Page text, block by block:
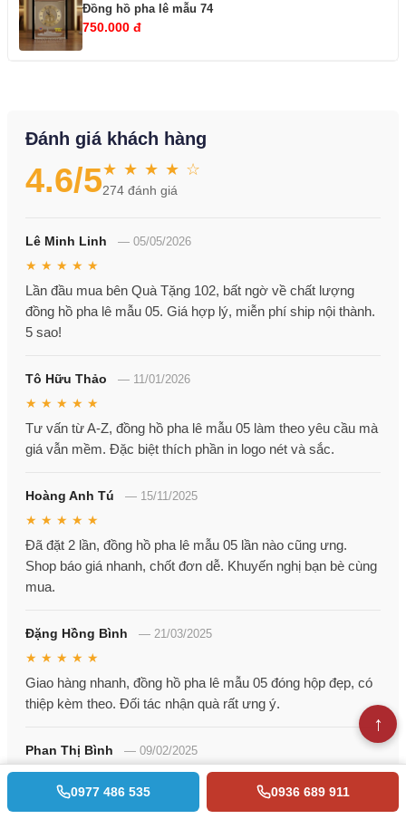
Đồng hồ pha lê mẫu 74
750.000 đ
Đánh giá khách hàng
4.6/5★ ★ ★ ★ ☆
274 đánh giá
Lê Minh Linh — 05/05/2026
★ ★ ★ ★ ★
Lần đầu mua bên Quà Tặng 102, bất ngờ về chất lượng
đồng hồ pha lê mẫu 05. Giá hợp lý, miễn phí ship nội thành.
5 sao!
Tô Hữu Thảo — 11/01/2026
★ ★ ★ ★ ★
Tư vấn từ A-Z, đồng hồ pha lê mẫu 05 làm theo yêu cầu mà
giá vẫn mềm. Đặc biệt thích phần in logo nét và sắc.
Hoàng Anh Tú — 15/11/2025
★ ★ ★ ★ ★
Đã đặt 2 lần, đồng hồ pha lê mẫu 05 lần nào cũng ưng.
Shop báo giá nhanh, chốt đơn dễ. Khuyến nghị bạn bè cùng
mua.
Đặng Hồng Bình — 21/03/2025
★ ★ ★ ★ ★
Giao hàng nhanh, đồng hồ pha lê mẫu 05 đóng hộp đẹp, có
thiệp kèm theo. Đối tác nhận quà rất ưng ý.
Phan Thị Bình — 09/02/2025
★ ★ ★ ★ ★
Mua tặng đại hội cơ quan. đồng hồ pha lê mẫu 05 chất
0977 486 535 0936 689 911